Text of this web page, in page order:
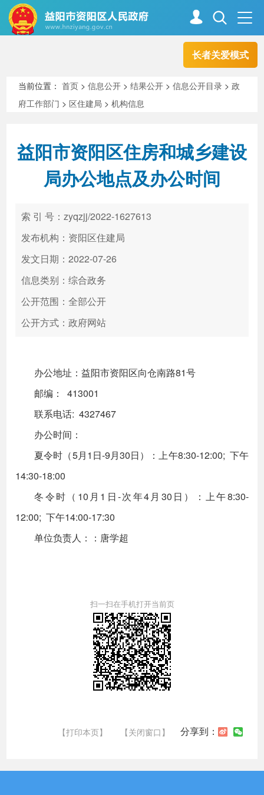
长者关爱模式
走进资阳
新闻中心 解读回应
政务服务
高效办成一件事
当前位置：首页 >信息公开 >结果公开 >信息公开目录 >政
府工作部门 > 区住建局 >机构信息
益阳市资阳区住房和城乡建设
局办公地点及办公时间
索 引 号：zyqzjj/2022-1627613
发布机构：资阳区住建局
发文日期：2022-07-26
信息类别：综合政务
公开范围：全部公开
公开方式：政府网站
办公地址：益阳市资阳区向仓南路81号
邮编： 413001
联系电话: 4327467
办公时间：
夏令时（5月1日-9月30日）：上午8:30-12:00; 下午
14:30-18:00
冬令时（10月1日-次年4月30日）：上午8:30-
12:00; 下午14:00-17:30
单位负责人：：唐学超
扫一扫在手机打开当前页
【打印本页】 【关闭窗口】 分享到：